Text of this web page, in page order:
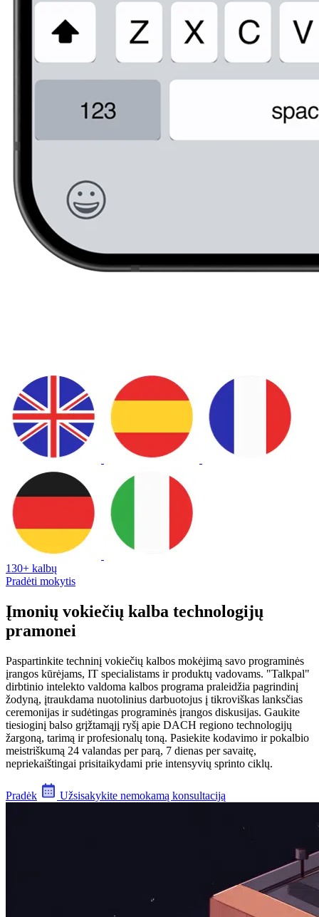
130+ kalbų
Pradėti mokytis
Įmonių vokiečių kalba technologijų
pramonei
Paspartinkite techninį vokiečių kalbos mokėjimą savo programinės
įrangos kūrėjams, IT specialistams ir produktų vadovams. "Talkpal"
dirbtinio intelekto valdoma kalbos programa praleidžia pagrindinį
žodyną, įtraukdama nuotolinius darbuotojus į tikroviškas lanksčias
ceremonijas ir sudėtingas programinės įrangos diskusijas. Gaukite
tiesioginį balso grįžtamąjį ryšį apie DACH regiono technologijų
žargoną, tarimą ir profesionalų toną. Pasiekite kodavimo ir pokalbio
meistriškumą 24 valandas per parą, 7 dienas per savaitę,
nepriekaištingai prisitaikydami prie intensyvių sprinto ciklų.
Pradėk Užsisakykite nemokamą konsultaciją